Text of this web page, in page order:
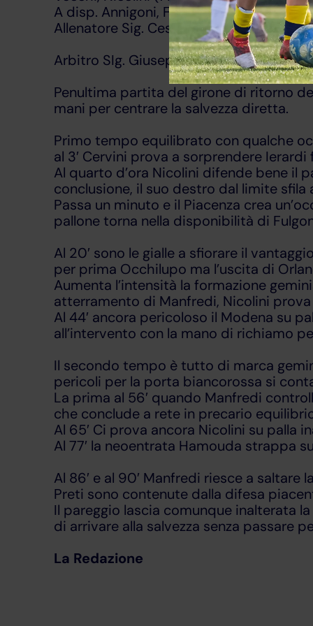
A disp. Annigoni, Ferraro, Bertacchini,
Allenatore Sig. Cesare Maestroni
Arbitro SIg. Giuseppe Santonastaso
Penultima partita del girone di ritorno
mani per centrare la salvezza diretta.
Primo tempo equilibrato con qualche
al 3′ Cervini prova a sorprendere
Al quarto d’ora Nicolini difende bene il
conclusione, il suo destro dal limite sfila
Passa un minuto e il Piacenza crea
pallone torna nella disponibilità di
Al 20′ sono le gialle a sfiorare il
per prima Occhilupo ma l’uscita di
Aumenta l’intensità la formazione
atterramento di Manfredi, Nicolini
Al 44′ ancora pericoloso il Modena su
all’intervento con la mano di richiamo
Il secondo tempo è tutto di marca
pericoli per la porta biancorossa si
La prima al 56′ quando Manfredi
che conclude a rete in precario
Al 65′ Ci prova ancora Nicolini su
Al 77′ la neoentrata Hamouda strappa
Al 86′ e al 90′ Manfredi riesce a
Preti sono contenute dalla difesa
Il pareggio lascia comunque inalterata
di arrivare alla salvezza senza passare
La Redazione